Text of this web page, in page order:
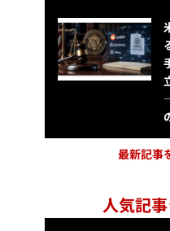
最新記事
人気記